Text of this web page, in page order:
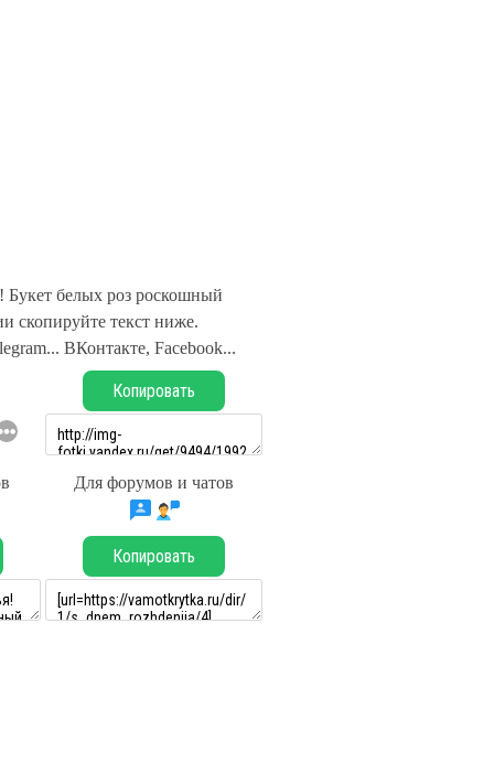
белых роз роскошный
скопируйте текст ниже.
ВКонтакте, Facebook...
Копировать
Для форумов и чатов
Копировать